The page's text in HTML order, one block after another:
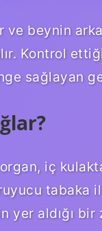
beynin
Kontrol
sağlayan
iç
tabaka
aldığı bir